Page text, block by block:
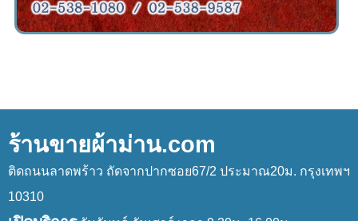
ร้านขายผ้าม่าน.com
ติดถนนลาดพร้าว ถัดจากปากซอย67/2 ประมาณ20ม. กรุงเทพฯ
10310